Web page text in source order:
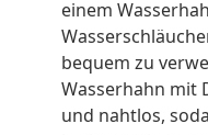
einem
bequem zu
Wasserhahn mit
und nahtlos,